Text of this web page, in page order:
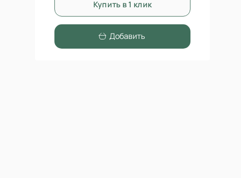
Купить в 1 клик
Добавить